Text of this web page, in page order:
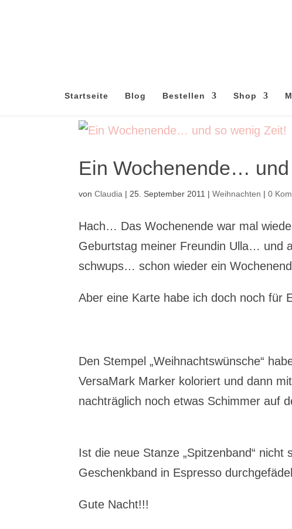
Startseite Blog Bestellen Shop
Ein Wochenende…
vonClaudia | 25. September 2011 |Weihnachten |0
Hach… Das Wochenende war mal
Geburtstag meiner Freundin Ulla… und
schwups… schon wieder ein
Aber eine Karte habe ich doch noch für
Den Stempel „Weihnachtswünsche“
VersaMark Marker koloriert und dann
nachträglich noch etwas Schimmer auf
Ist die neue Stanze „Spitzenband“
Geschenkband in Espresso
Gute Nacht!!!